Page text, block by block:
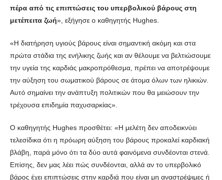
πέρα από τις επιπτώσεις του υπερβολικού βάρους στη
μετέπειτα ζωή», εξήγησε ο καθηγητής Hughes.
«Η διατήρηση υγιούς βάρους είναι σημαντική ακόμη και στα
πρώτα στάδια της ενήλικης ζωής και αν θέλουμε να βελτιώσουμε
την υγεία της καρδιάς μακροπρόθεσμα, πρέπει να αποτρέψουμε
την αύξηση του σωματικού βάρους σε άτομα όλων των ηλικιών.
Αυτό σημαίνει την ανάπτυξη πολιτικών που θα μειώσουν την
τρέχουσα επιδημία παχυσαρκίας».
Ο καθηγητής Hughes προσθέτει: «Η μελέτη δεν αποδεικνύει
τελεσίδικα ότι η πρόωρη αύξηση του βάρους προκαλεί καρδιακή
βλάβη, παρά μόνο ότι τα δύο αυτά φαινόμενα συνδέονται στενά.
Επίσης, δεν μας λέει πώς συνδέονται, αλλά αν το υπερβολικό
βάρος έχει επιπτώσεις στην καρδιά που είναι μη αναστρέψιμες ή